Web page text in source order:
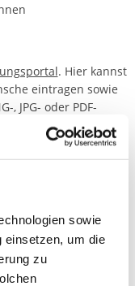
sowie
einsetzen, um die
zu
. Hier kannst
eintragen sowie
, JPG- oder PDF-